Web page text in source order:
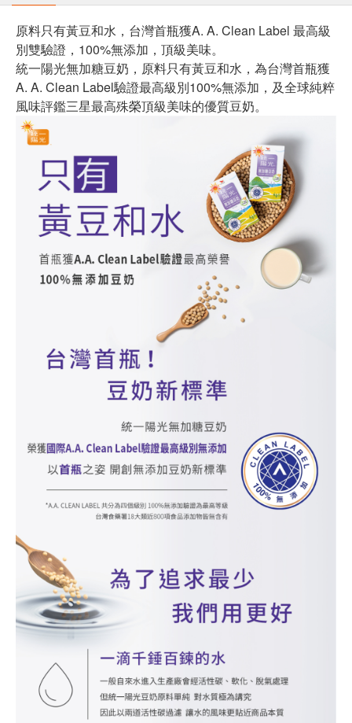
原料只有黃豆和水，台灣首瓶獲A. A. Clean Label 最高級
別雙驗證，100%無添加，頂級美味。
統一陽光無加糖豆奶，原料只有黃豆和水，為台灣首瓶獲
A. A. Clean Label驗證最高級別100%無添加，及全球純粹
風味評鑑三星最高殊榮頂級美味的優質豆奶。